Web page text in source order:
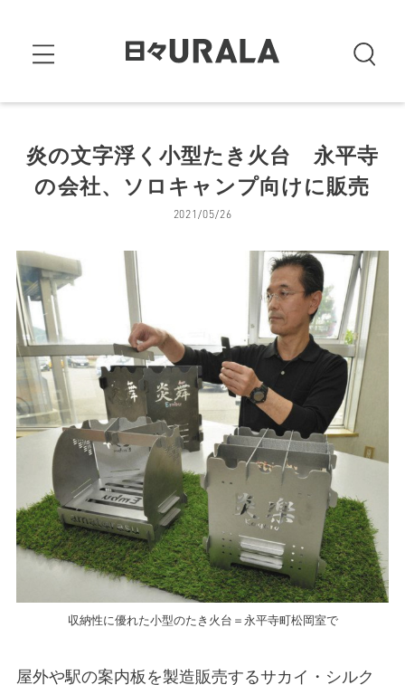
炎の文字浮く小型たき火台 永平寺
の会社、ソロキャンプ向けに販売
2021/05/26
収納性に優れた小型のたき火台＝永平寺町松岡室で
屋外や駅の案内板を製造販売するサカイ・シルク